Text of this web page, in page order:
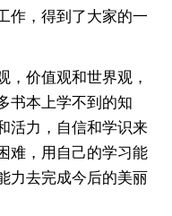
作，得到了大家的一
，价值观和世界观，
书本上学不到的知
活力，自信和学识来
难，用自己的学习能
力去完成今后的美丽